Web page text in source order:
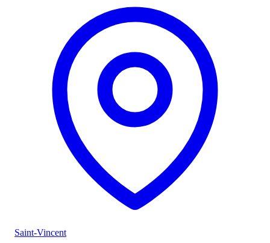
Saint-Vincent